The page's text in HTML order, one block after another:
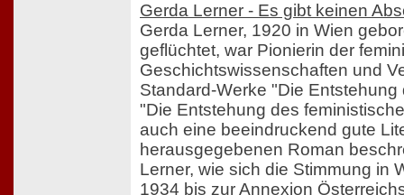
Gerda Lerner - Es gibt keinen
Gerda Lerner, 1920 in Wien
geflüchtet, war Pionierin der
Geschichtswissenschaften und
Standard-Werke "Die
"Die Entstehung des
auch eine beeindruckend gute
herausgegebenen Roman
Lerner, wie sich die Stimmung in
1934 bis zur Annexion